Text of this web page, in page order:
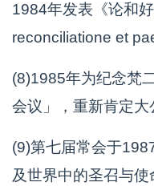
1984年发表《论和
reconciliatione et
(8)1985年为纪念梵
会议」，重新肯定大
(9)第七届常会于
及世界中的圣召与